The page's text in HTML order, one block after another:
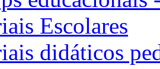
Escolares
didáticos